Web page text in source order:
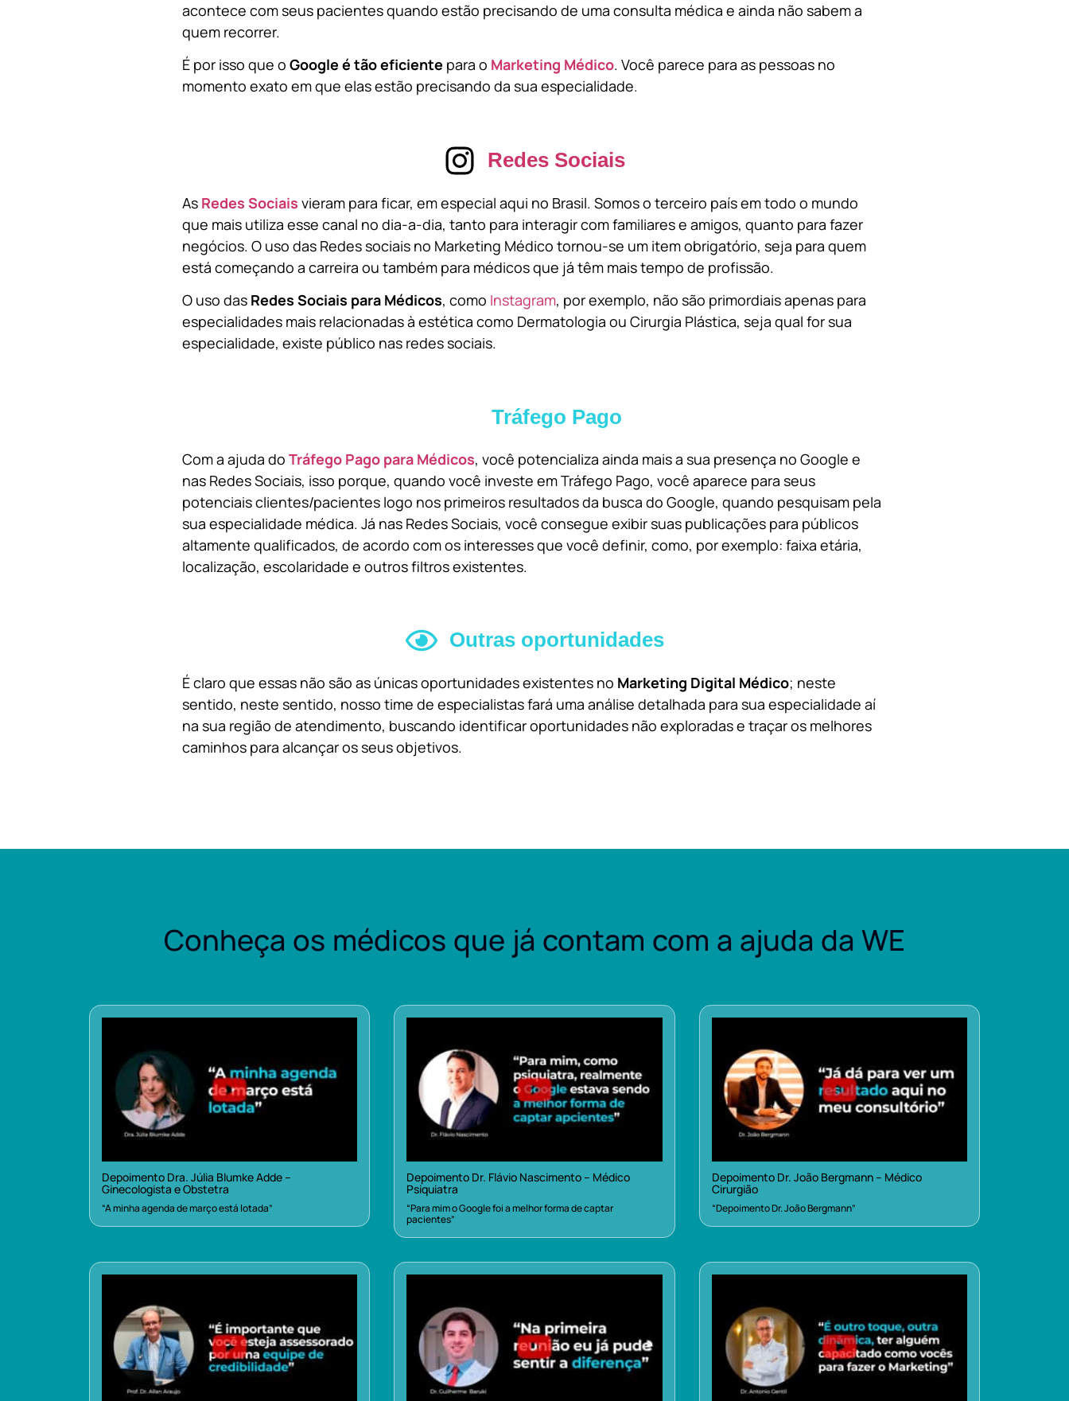
acontece com seus pacientes quando estão precisando de uma consulta médica e ainda não sabem a
quem recorrer.
É por isso que o Google é tão eficiente para o Marketing Médico. Você parece para as pessoas no
momento exato em que elas estão precisando da sua especialidade.
Redes Sociais
As Redes Sociais vieram para ficar, em especial aqui no Brasil. Somos o terceiro país em todo o mundo
que mais utiliza esse canal no dia-a-dia, tanto para interagir com familiares e amigos, quanto para fazer
negócios. O uso das Redes sociais no Marketing Médico tornou-se um item obrigatório, seja para quem
está começando a carreira ou também para médicos que já têm mais tempo de profissão.
O uso das Redes Sociais para Médicos, como Instagram, por exemplo, não são primordiais apenas para
especialidades mais relacionadas à estética como Dermatologia ou Cirurgia Plástica, seja qual for sua
especialidade, existe público nas redes sociais.
Tráfego Pago
Com a ajuda do Tráfego Pago para Médicos, você potencializa ainda mais a sua presença no Google e
nas Redes Sociais, isso porque, quando você investe em Tráfego Pago, você aparece para seus
potenciais clientes/pacientes logo nos primeiros resultados da busca do Google, quando pesquisam pela
sua especialidade médica. Já nas Redes Sociais, você consegue exibir suas publicações para públicos
altamente qualificados, de acordo com os interesses que você definir, como, por exemplo: faixa etária,
localização, escolaridade e outros filtros existentes.
Outras oportunidades
É claro que essas não são as únicas oportunidades existentes no Marketing Digital Médico; neste
sentido, neste sentido, nosso time de especialistas fará uma análise detalhada para sua especialidade aí
na sua região de atendimento, buscando identificar oportunidades não exploradas e traçar os melhores
caminhos para alcançar os seus objetivos.
Conheça os médicos que já contam com a ajuda da WE
Depoimento Dra. Júlia Blumke Adde –
Ginecologista e Obstetra
“A minha agenda de março está lotada”
Depoimento Dr. Flávio Nascimento – Médico
Psiquiatra
“Para mim o Google foi a melhor forma de captar
pacientes”
Depoimento Dr. João Bergmann – Médico
Cirurgião
“Depoimento Dr. João Bergmann”